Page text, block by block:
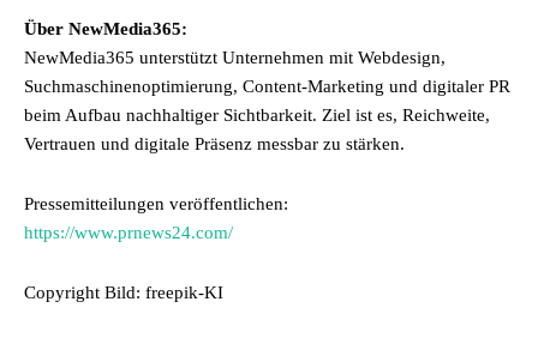
Über NewMedia365:
NewMedia365 unterstützt Unternehmen mit Webdesign,
Suchmaschinenoptimierung, Content-Marketing und digitaler PR
beim Aufbau nachhaltiger Sichtbarkeit. Ziel ist es, Reichweite,
Vertrauen und digitale Präsenz messbar zu stärken.
Pressemitteilungen veröffentlichen:
https://www.prnews24.com/
Copyright Bild: freepik-KI